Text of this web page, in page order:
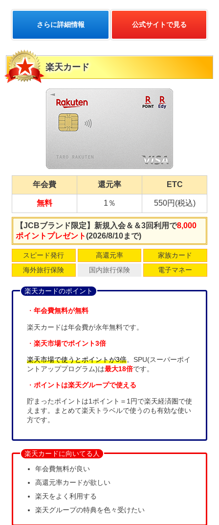
さらに詳細情報 公式サイトで見る
楽天カード
年会費 還元率 ETC
無料 1％ 550円(税込)
【JCBブランド限定】新規入会＆＆3回利用で8,000
ポイントプレゼント(2026/8/10まで)
スピード発行 高還元率
家族カード
海外旅行保険
国内旅行保険 電子マネー
楽天カードのポイント
・ 年会費無料が無料
楽天カードは年会費が永年無料です。
・ 楽天市場でポイント3倍
楽天市場で使うとポイントが3倍。SPU(スーパーポイ
ントアッププログラム)は最大18倍です。
・ ポイントは楽天グループで使える
貯まったポイントは1ポイント＝1円で楽天経済圏で使
えます。まとめて楽天トラベルで使うのも有効な使い
方です。
楽天カードに向いてる人
年会費無料が良い
高還元率カードが欲しい
楽天をよく利用する
楽天グループの特典を色々受けたい